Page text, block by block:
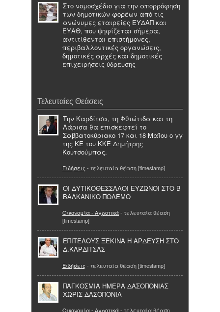
Στο νομοσχέδιο για την απορρόφηση
των δημοτικών φορέων από τις
ανώνυμες εταιρείες ΕΥΔΑΠ και
ΕΥΑΘ, που ψηφίζεται σήμερα,
αντιτίθενται επιστήμονες,
περιβαλλοντικές οργανώσεις,
δημοτικές αρχές και δημοτικές
επιχειρήσεις ύδρευσης
Τελευταίες Θεάσεις
Την Καρδίτσα, τη Φθιώτιδα και τη
Λάρισα θα επισκεφτεί το
Σαββατοκύριακο 17 και 18 Μαΐου ο γγ
της ΚΕ του ΚΚΕ Δημήτρης
Κουτσούμπας.
Ειδήσεις - τελευταία θέαση [timestamp]
ΟΙ ΔΥΤΙΚΟΘΕΣΣΑΛΟΙ ΕΥΖΩΝΟΙ ΣΤΟ Β
ΒΑΛΚΑΝΙΚΟ ΠΟΛΕΜΟ
Οικονομία - Αγροτικά- τελευταία θέαση
[timestamp]
ΕΠΙΤΕΛΟΥΣ ΞΕΚΙΝΑ Η ΑΡΔΕΥΣΗ ΣΤΟ
Δ.ΚΑΡΔΙΤΣΑΣ
Ειδήσεις - τελευταία θέαση [timestamp]
ΠΑΓΚΟΣΜΙΑ ΗΜΕΡΑ ΔΑΣΟΠΟΝΙΑΣ
ΧΩΡΙΣ ΔΑΣΟΠΟΝΙΑ
Οικονομία - Αγροτικά- τελευταία θέαση